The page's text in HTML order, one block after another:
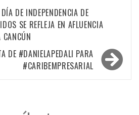
DE INDEPENDENCIA DE
SE REFLEJA EN AFLUENCIA
DE #DANIELAPEDALI PARA
#CARIBEMPRESARIAL